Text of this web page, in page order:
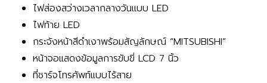
ไฟส่องสว่างเวลากลางวันแบบ LED
ไฟท้าย LED
กระจังหน้าสีดำเงาพร้อมสัญลักษณ์ “MITSUBISHI”
หน้าจอแสดงข้อมูลการขับขี่ LCD 7 นิ้ว
ที่ชาร์จโทรศัพท์แบบไร้สาย